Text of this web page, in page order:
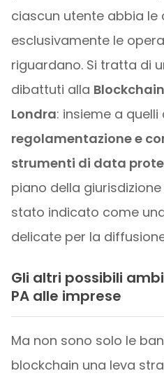
ciascun utente abbia le
esclusivamente le
riguardano. Si tratta di
dibattuti alla
Londra: insieme a quelli
regolamentazione e
strumenti di data
piano della
stato indicato come
delicate per la
Gli altri possibili
PA alle imprese
Ma non sono solo le
blockchain una leva